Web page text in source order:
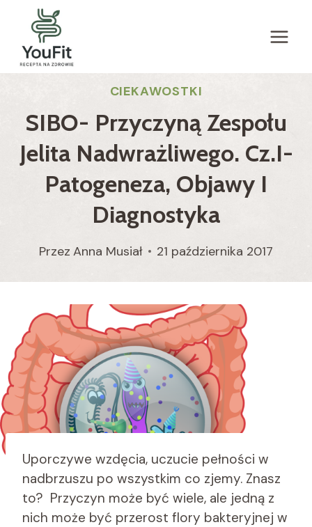
Przejdź
treści
CIEKAWOSTKI
SIBO- Przyczyną Zespołu
Jelita Nadwrażliwego. Cz.I-
Patogeneza, Objawy I
Diagnostyka
Przez Anna Musiał 21 października 2017
Uporczywe wzdęcia, uczucie pełności w
nadbrzuszu po wszystkim co zjemy. Znasz
to? Przyczyn może być wiele, ale jedną z
nich może być przerost flory bakteryjnej w